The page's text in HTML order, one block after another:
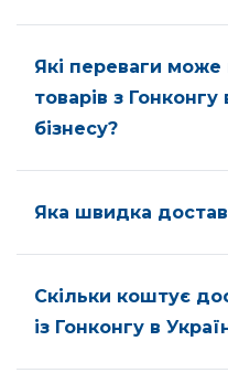
Які переваги
товарів з
бізнесу?
Яка швидка
Скільки коштує
із Гонконгу в